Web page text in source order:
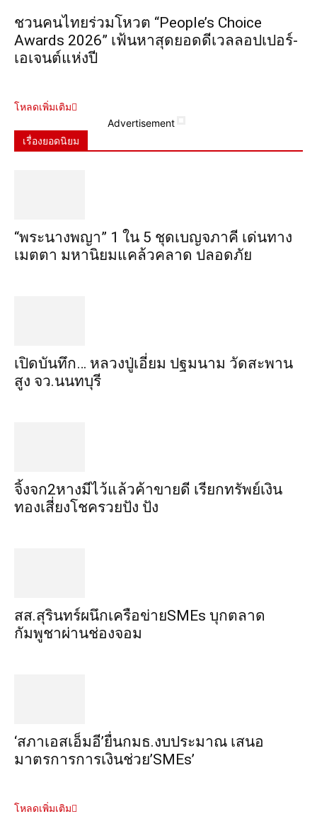
ชวนคนไทยร่วมโหวต “People’s Choice
Awards 2026” เฟ้นหาสุดยอดดีเวลลอปเปอร์-
เอเจนต์แห่งปี
โหลดเพิ่มเติม
Advertisement
เรื่องยอดนิยม
“พระ​นาง​พญา” 1 ใน 5​ ชุดเบญจ​ภาคี​ เด่นทาง
เมตตา​ มหา​นิยม​แคล้วคลาด​ ปลอดภัย​
เปิดบันทึก… หลวงปู่เอี่ยม ​ปฐม​นาม​ วัดสะพาน
สูง​ จว.นนทบุรี
จิ้งจก​2​หาง​มีไว้แล้ว​ค้าขาย​ดี​ เรียก​ทรัพย์เงิน
ทอง​เสี่ยงโชค​รวยปัง​ ปัง​
สส.สุรินทร์ผนึกเครือข่ายSMEs บุกตลาด
กัมพูชาผ่านช่องจอม
‘สภาเอสเอ็มอี’ยื่นกมธ.งบประมาณ เสนอ
มาตรการการเงินช่วย’SMEs’
โหลดเพิ่มเติม